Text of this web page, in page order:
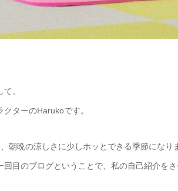
。
クターのHarukoです。
朝晩の涼しさに少しホッとできる季節になり
回目のブログということで、私の自己紹介をさ